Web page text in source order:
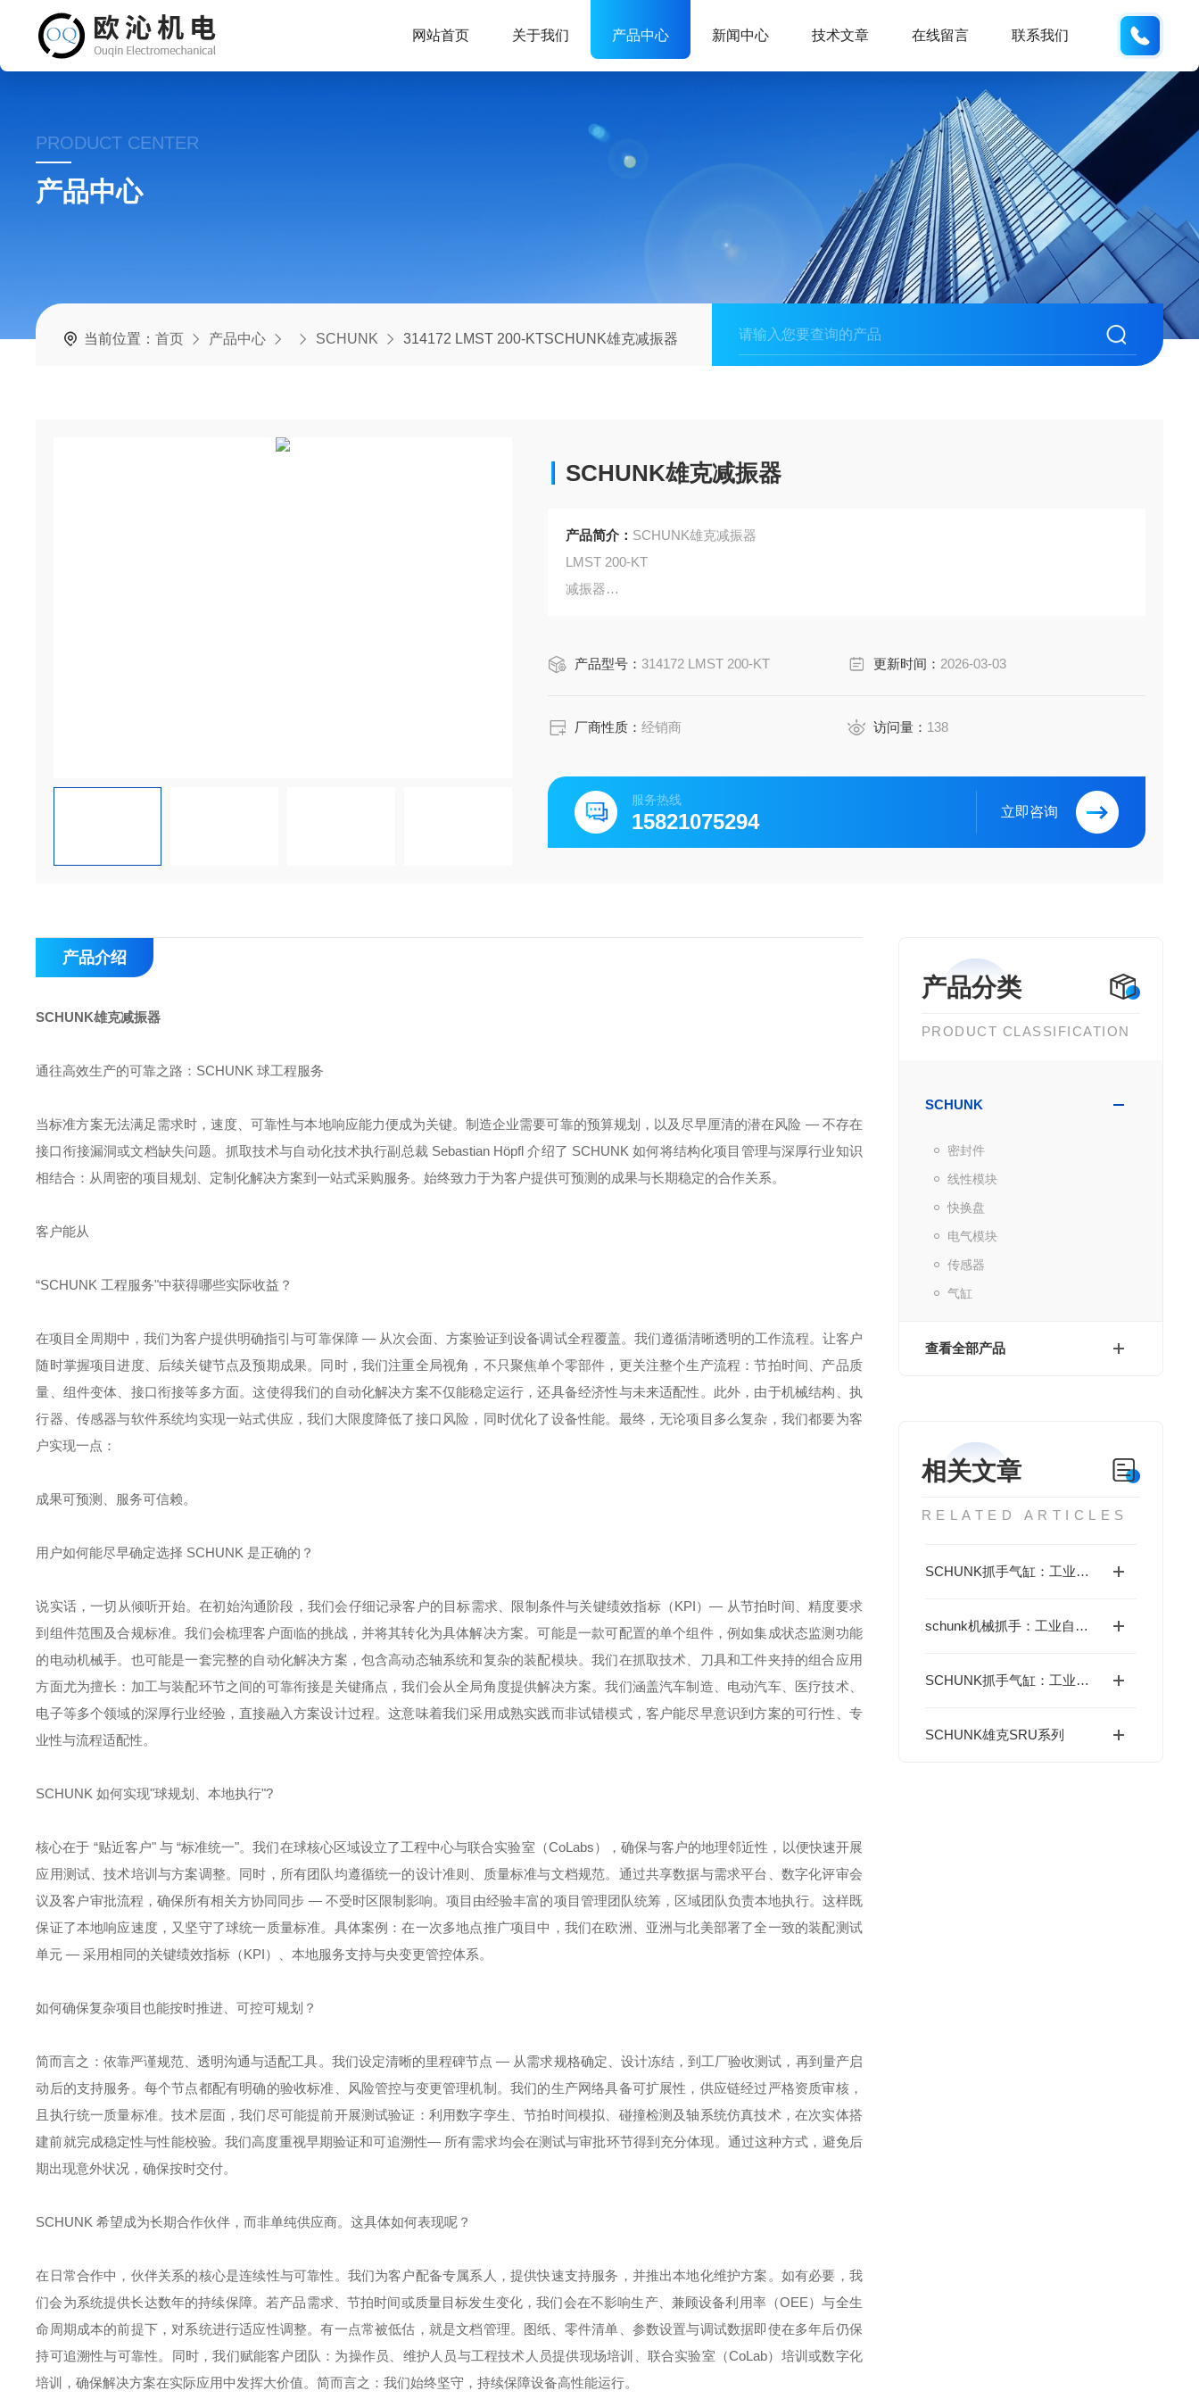
网站首页 关于我们 产品中心 新闻中心 技术文章 在线留言 联系我们
PRODUCT CENTER
产品中心
当前位置：首页 产品中心 SCHUNK 314172 LMST 200-KTSCHUNK雄克减振器
SCHUNK雄克减振器
产品简介： SCHUNK雄克减振器
LMST 200-KT
减振器
减振器, 带止挡
产品型号：314172 LMST 200-KT 更新时间： 2026-03-03
厂商性质：经销商 访问量： 138
服务热线
15821075294 立即咨询
产品分类
PRODUCT CLASSIFICATION
SCHUNK
密封件
线性模块
快换盘
电气模块
传感器
气缸
查看全部产品
相关文章
RELATED ARTICLES
SCHUNK抓手气缸：工业柔性抓取的核心动力单元
schunk机械抓手：工业自动化柔性生产里的“精准捕手”
SCHUNK抓手气缸：工业自动化中的可靠助手
SCHUNK雄克SRU系列
产品介绍
SCHUNK雄克减振器
通往高效生产的可靠之路：SCHUNK 球工程服务
当标准方案无法满足需求时，速度、可靠性与本地响应能力便成为关键。制造企业需要可靠的预算规划，以及尽早厘清的潜在风险 — 不存在
接口衔接漏洞或文档缺失问题。抓取技术与自动化技术执行副总裁 Sebastian Höpfl 介绍了 SCHUNK 如何将结构化项目管理与深厚行业知识
相结合：从周密的项目规划、定制化解决方案到一站式采购服务。始终致力于为客户提供可预测的成果与长期稳定的合作关系。
客户能从
“SCHUNK 工程服务"中获得哪些实际收益？
在项目全周期中，我们为客户提供明确指引与可靠保障 — 从次会面、方案验证到设备调试全程覆盖。我们遵循清晰透明的工作流程。让客户
随时掌握项目进度、后续关键节点及预期成果。同时，我们注重全局视角，不只聚焦单个零部件，更关注整个生产流程：节拍时间、产品质
量、组件变体、接口衔接等多方面。这使得我们的自动化解决方案不仅能稳定运行，还具备经济性与未来适配性。此外，由于机械结构、执
行器、传感器与软件系统均实现一站式供应，我们大限度降低了接口风险，同时优化了设备性能。最终，无论项目多么复杂，我们都要为客
户实现一点：
成果可预测、服务可信赖。
用户如何能尽早确定选择 SCHUNK 是正确的？
说实话，一切从倾听开始。在初始沟通阶段，我们会仔细记录客户的目标需求、限制条件与关键绩效指标（KPI）— 从节拍时间、精度要求
到组件范围及合规标准。我们会梳理客户面临的挑战，并将其转化为具体解决方案。可能是一款可配置的单个组件，例如集成状态监测功能
的电动机械手。也可能是一套完整的自动化解决方案，包含高动态轴系统和复杂的装配模块。我们在抓取技术、刀具和工件夹持的组合应用
方面尤为擅长：加工与装配环节之间的可靠衔接是关键痛点，我们会从全局角度提供解决方案。我们涵盖汽车制造、电动汽车、医疗技术、
电子等多个领域的深厚行业经验，直接融入方案设计过程。这意味着我们采用成熟实践而非试错模式，客户能尽早意识到方案的可行性、专
业性与流程适配性。
SCHUNK 如何实现"球规划、本地执行"?
核心在于 “贴近客户" 与 “标准统一"。我们在球核心区域设立了工程中心与联合实验室（CoLabs），确保与客户的地理邻近性，以便快速开展
应用测试、技术培训与方案调整。同时，所有团队均遵循统一的设计准则、质量标准与文档规范。通过共享数据与需求平台、数字化评审会
议及客户审批流程，确保所有相关方协同同步 — 不受时区限制影响。项目由经验丰富的项目管理团队统筹，区域团队负责本地执行。这样既
保证了本地响应速度，又坚守了球统一质量标准。具体案例：在一次多地点推广项目中，我们在欧洲、亚洲与北美部署了全一致的装配测试
单元 — 采用相同的关键绩效指标（KPI）、本地服务支持与央变更管控体系。
如何确保复杂项目也能按时推进、可控可规划？
简而言之：依靠严谨规范、透明沟通与适配工具。我们设定清晰的里程碑节点 — 从需求规格确定、设计冻结，到工厂验收测试，再到量产启
动后的支持服务。每个节点都配有明确的验收标准、风险管控与变更管理机制。我们的生产网络具备可扩展性，供应链经过严格资质审核，
且执行统一质量标准。技术层面，我们尽可能提前开展测试验证：利用数字孪生、节拍时间模拟、碰撞检测及轴系统仿真技术，在次实体搭
建前就完成稳定性与性能校验。我们高度重视早期验证和可追溯性— 所有需求均会在测试与审批环节得到充分体现。通过这种方式，避免后
期出现意外状况，确保按时交付。
SCHUNK 希望成为长期合作伙伴，而非单纯供应商。这具体如何表现呢？
在日常合作中，伙伴关系的核心是连续性与可靠性。我们为客户配备专属系人，提供快速支持服务，并推出本地化维护方案。如有必要，我
们会为系统提供长达数年的持续保障。若产品需求、节拍时间或质量目标发生变化，我们会在不影响生产、兼顾设备利用率（OEE）与全生
命周期成本的前提下，对系统进行适应性调整。有一点常被低估，就是文档管理。图纸、零件清单、参数设置与调试数据即使在多年后仍保
持可追溯性与可靠性。同时，我们赋能客户团队：为操作员、维护人员与工程技术人员提供现场培训、联合实验室（CoLab）培训或数字化
培训，确保解决方案在实际应用中发挥大价值。简而言之：我们始终坚守，持续保障设备高性能运行。